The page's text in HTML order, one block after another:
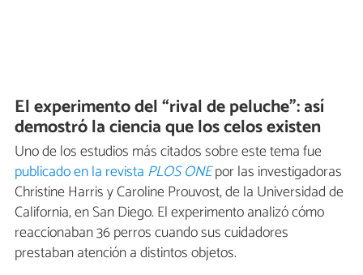
El experimento del “rival de peluche”: así
demostró la ciencia que los celos existen
Uno de los estudios más citados sobre este tema fue
publicado en la revista PLOS ONEpor las investigadoras
Christine Harris y Caroline Prouvost, de la Universidad de
California, en San Diego. El experimento analizó cómo
reaccionaban 36 perros cuando sus cuidadores
prestaban atención a distintos objetos.